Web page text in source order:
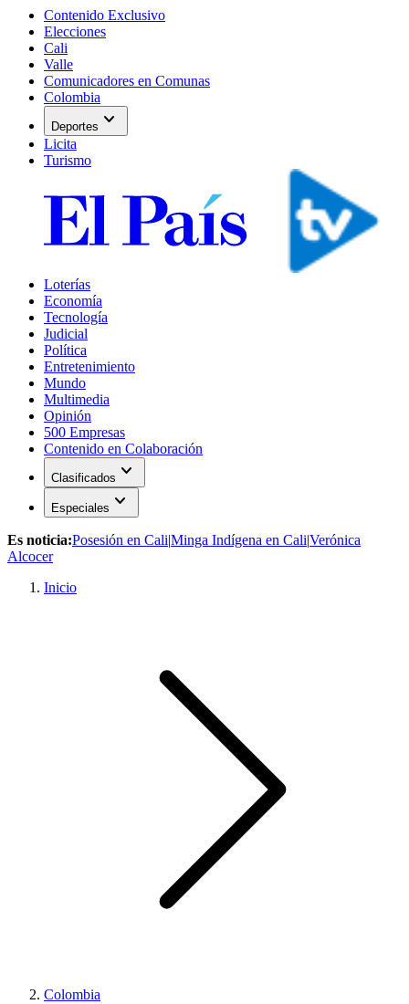
Contenido Exclusivo
Elecciones
Cali
Valle
Comunicadores en Comunas
Colombia
Deportes expand_more
Licita
Turismo
Loterías
Economía
Tecnología
Judicial
Política
Entretenimiento
Mundo
Multimedia
Opinión
500 Empresas
Contenido en Colaboración
Clasificados expand_more
Especiales expand_more
Es noticia:Posesión en Cali|Minga Indígena en Cali|Verónica
Alcocer
Inicio
Colombia